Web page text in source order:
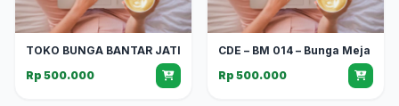
TOKO BUNGA BANTAR JATI
Rp 500.000
CDE – BM 014 – Bunga Meja
Rp 500.000